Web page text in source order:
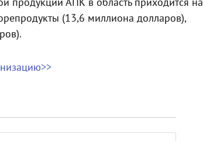
продукции АПК в область приходится на
(13,6 миллиона долларов),